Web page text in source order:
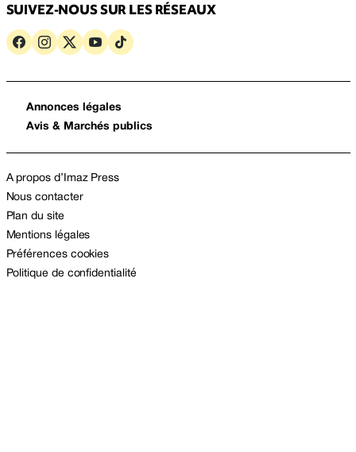
SUIVEZ-NOUS SUR LES RÉSEAUX
Annonces légales
Avis & Marchés publics
A propos d’Imaz Press
Nous contacter
Plan du site
Mentions légales
Préférences cookies
Politique de confidentialité